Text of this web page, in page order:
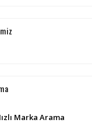
Marka Arama